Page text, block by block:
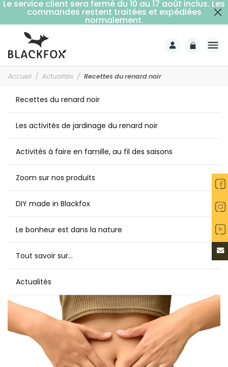
Livraison offerte dès 59€ d'achats (point relais)
Accueil Actualités Recettes du renard noir
Recettes du renard noir
Les activités de jardinage du renard noir
Activités à faire en famille, au fil des saisons
Zoom sur nos produits
DIY made in Blackfox
Le bonheur est dans la nature
Tout savoir sur…
Actualités
Le service client sera fermé du 10 au 17 août inclus. Les
commandes restent traitées et expédiées
normalement.